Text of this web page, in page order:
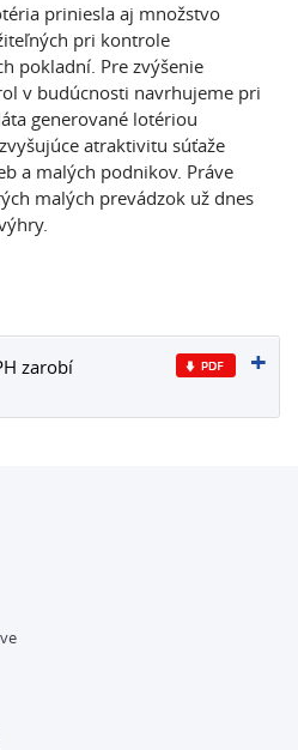
priniesla aj množstvo
pri kontrole
pokladní. Pre zvýšenie
v budúcnosti navrhujeme pri
generované lotériou
atraktivitu súťaže
a malých podnikov. Práve
malých prevádzok už dnes
zarobí